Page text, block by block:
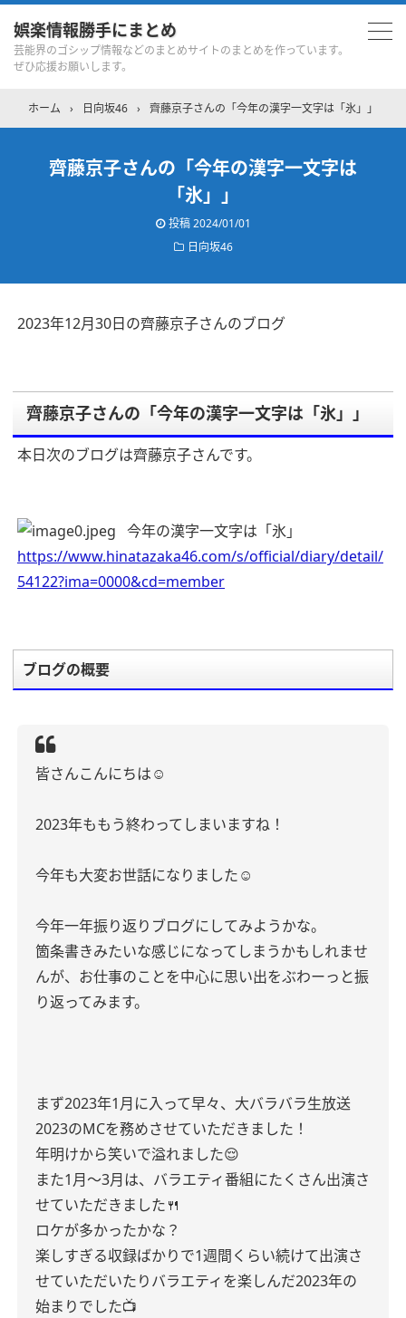
娯楽情報勝手にまとめ
芸能界のゴシップ情報などのまとめサイトのまとめを作っています。
ぜひ応援お願いします。
ホーム › 日向坂46 › 齊藤京子さんの「今年の漢字一文字は「氷」」
齊藤京子さんの「今年の漢字一文字は
「氷」」
投稿2024/01/01
日向坂46
2023年12月30日の齊藤京子さんのブログ
齊藤京子さんの「今年の漢字一文字は「氷」」
本日次のブログは齊藤京子さんです。
今年の漢字一文字は「氷」
https://www.hinatazaka46.com/s/official/diary/detail/
54122?ima=0000&cd=member
ブログの概要
皆さんこんにちは☺︎
2023年ももう終わってしまいますね！
今年も大変お世話になりました☺︎
今年一年振り返りブログにしてみようかな。
箇条書きみたいな感じになってしまうかもしれませ
んが、お仕事のことを中心に思い出をぶわーっと振
り返ってみます。
まず2023年1月に入って早々、大バラバラ生放送
2023のMCを務めさせていただきました！
年明けから笑いで溢れました😌
また1月〜3月は、バラエティ番組にたくさん出演さ
せていただきました🍴
ロケが多かったかな？
楽しすぎる収録ばかりで1週間くらい続けて出演さ
せていただいたりバラエティを楽しんだ2023年の
始まりでした📺